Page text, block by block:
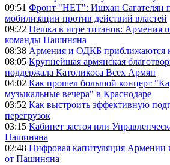
09:51 Фронт "НЕТ": Ишхан Сагателян
мобилизации против действий властей
09:22 Пешка в игре титанов: Армения
команды Пашиняна
08:38 Армения и ОДКБ приближаются к
08:05 Крупнейшая армянская
поддержала Католикоса Всех Армян
04:02 Как прошел большой концерт
музыкальные вечера" в Краснодаре
03:52 Как выстроить эффективную
перегрузок
03:15 Кабинет застоя или
Пашиняна
02:48 Цифровая капитуляция Армении
от Пашиняна